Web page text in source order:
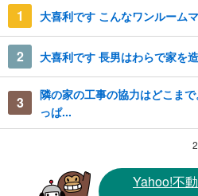
1 大喜利です こんなワンルーム
2 大喜利です 長男はわらで家を
3
隣の家の工事の協力はどこま
っぱ...
Yahoo!不